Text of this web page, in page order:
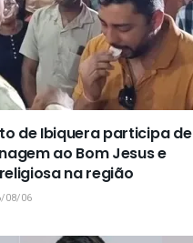
de Ibiquera participa de
ao Bom Jesus e
na região
08/06